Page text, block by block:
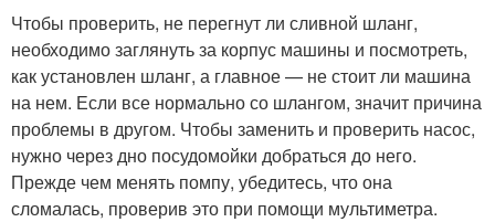
Чтобы проверить, не перегнут ли сливной шланг,
необходимо заглянуть за корпус машины и посмотреть,
как установлен шланг, а главное — не стоит ли машина
на нем. Если все нормально со шлангом, значит причина
проблемы в другом. Чтобы заменить и проверить насос,
нужно через дно посудомойки добраться до него.
Прежде чем менять помпу, убедитесь, что она
сломалась, проверив это при помощи мультиметра.